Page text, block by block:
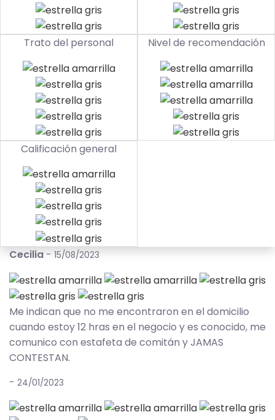
Trato del personal Nivel de recomendación
Calificación general
Cecilia - 15/08/2023
Me indican que no me encontraron en el domicilio
cuando estoy 12 hras en el negocio y es conocido, me
comunico con estafeta de comitán y JAMAS
CONTESTAN.
- 24/01/2023